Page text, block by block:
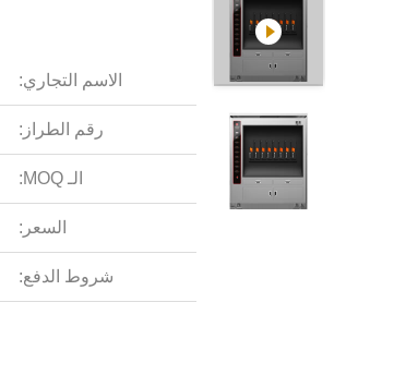
الاسم التجاري:
رقم الطراز:
الـ MOQ:
السعر:
شروط الدفع: